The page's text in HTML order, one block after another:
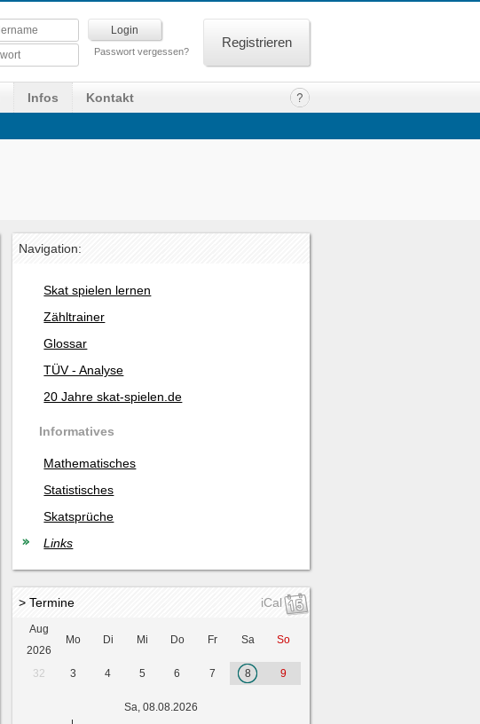
Passwort vergessen?
Registrieren
Infos Kontakt
Navigation:
Skat spielen lernen
Zähltrainer
Glossar
TÜV - Analyse
20 Jahre skat-spielen.de
Informatives
Mathematisches
Statistisches
Skatsprüche
Links
> Termine iCal
Aug
2026
Mo Di Mi Do Fr Sa So
32 3 4 5 6 7 8 9
Sa, 08.08.2026